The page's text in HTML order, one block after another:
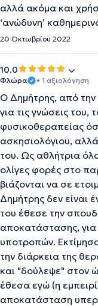
αλλά ακόμα και
‘ανώδυνη’
20 Οκτωβρίου 2022
10.0
Φλώρα • 1 αξιολόγηση
Ο Δημήτρης, από την
για τις γνώσεις του,
φυσικοθεραπείας
ασκησιολόγιου,
του. Ως αθλήτρια
ολίγες φορές στο
βιάζονται να σε
Δημήτρης δεν είναι
του έθεσε την
αποκατάστασης,
υποτροπών.
την διάρκεια της
και "δούλεψε" στον
έθεσα εγώ (η
αποκατάσταση